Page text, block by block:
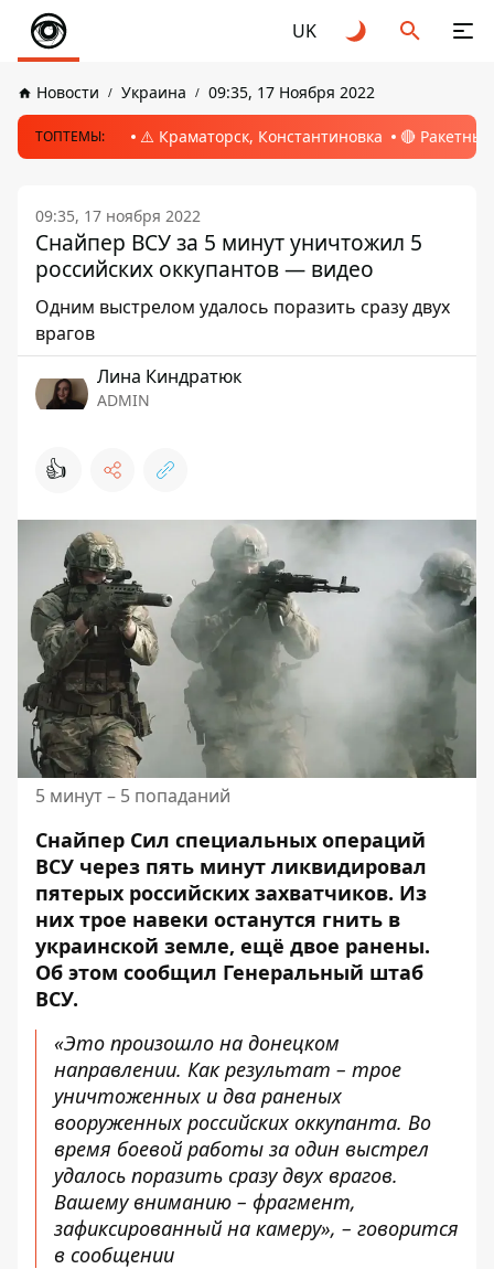
UK
Новости Украина 09:35, 17 Ноября 2022
ТОПТЕМЫ: ⚠️ Краматорск, Константиновка 🔴
09:35, 17 ноября 2022
Снайпер ВСУ за 5 минут уничтожил 5
российских оккупантов — видео
Одним выстрелом удалось поразить сразу двух
врагов
Лина Киндратюк
ADMIN
👍
5 минут – 5 попаданий
Снайпер Сил специальных операций
ВСУ через пять минут ликвидировал
пятерых российских захватчиков. Из
них трое навеки останутся гнить в
украинской земле, ещё двое ранены.
Об этом сообщил Генеральный штаб
ВСУ.
«Это произошло на донецком
направлении. Как результат – трое
уничтоженных и два раненых
вооруженных российских оккупанта. Во
время боевой работы за один выстрел
удалось поразить сразу двух врагов.
Вашему вниманию – фрагмент,
зафиксированный на камеру», – говорится
в сообщении